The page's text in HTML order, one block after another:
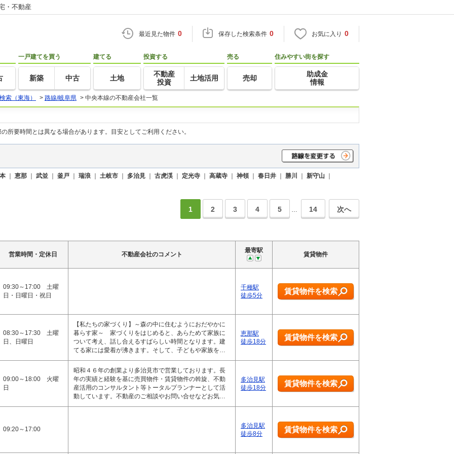
・不動産
最近見た物件 0 保存した検索条件 0 お気に入り 0
一戸建てを買う
新築 中古
建てる
土地
投資する
不動産
投資
土地活用
売る
売却
住みやすい街を探す
助成金
情報
索（東海） > 路線/岐阜県 > 中央本線の不動産会社一覧
所要時間とは異なる場合があります。目安としてご利用ください。
｜ 恵那 ｜ 武並 ｜ 釜戸 ｜ 瑞浪 ｜ 土岐市 ｜ 多治見 ｜ 古虎渓 ｜ 定光寺 ｜ 高蔵寺 ｜ 神領 ｜ 春日井 ｜ 勝川 ｜ 新守山 ｜
1 2 3 4 5 … 14 次へ
営業時間・定休日 不動産会社のコメント
最寄駅
賃貸物件
09:30～17:00 土曜
日・日曜日・祝日
千種駅
徒歩5分
賃貸物件を検索
08:30～17:30 土曜
日、日曜日
【私たちの家づくり】～森の中に住むようにおだやかに
暮らす家～ 家づくりをはじめると、あらためて家族に
ついて考え、話し合えるすばらしい時間となります。建
てる家には愛着が沸きます。そして、子どもや家族を…
恵那駅
徒歩18分
賃貸物件を検索
09:00～18:00 火曜
日
昭和４６年の創業より多治見市で営業しております。長
年の実績と経験を基に売買物件・賃貸物件の斡旋、不動
産活用のコンサルタント等トータルプランナーとして活
動しています。不動産のご相談やお問い合せなどお気…
多治見駅
徒歩18分
賃貸物件を検索
09:20～17:00
多治見駅
徒歩8分
賃貸物件を検索